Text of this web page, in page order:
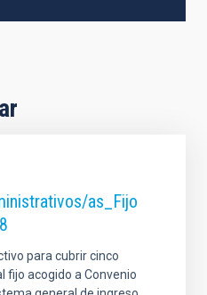
as_Fijo
para cubrir cinco
fijo acogido a Convenio